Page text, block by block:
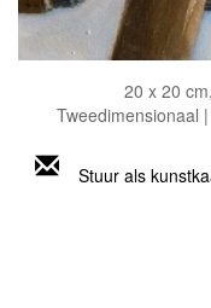
20 x 20
Tweedimensionaal
Stuur als